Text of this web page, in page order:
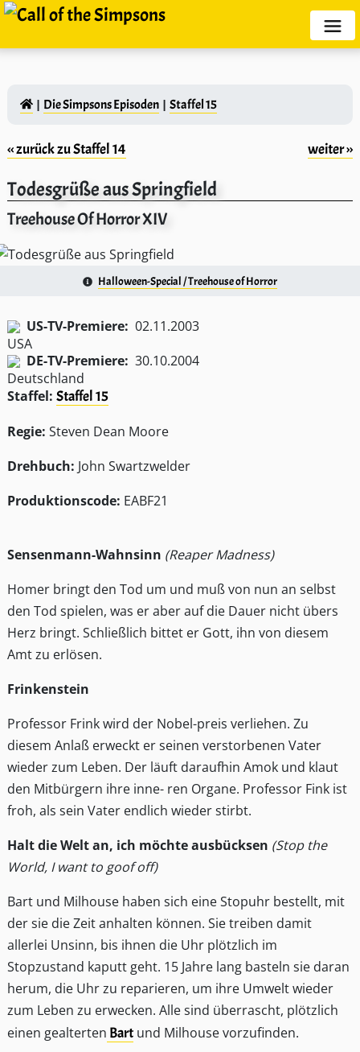
Die Simpsons Episoden Staffel 15
‹‹ zurück zu Staffel 14 weiter ››
Todesgrüße aus Springfield
Treehouse Of Horror XIV
Halloween-Special / Treehouse of Horror
US-TV-Premiere: 02.11.2003
DE-TV-Premiere: 30.10.2004
Staffel: Staffel 15
Regie: Steven Dean Moore
Drehbuch: John Swartzwelder
Produktionscode: EABF21
Sensenmann-Wahnsinn (Reaper Madness)
Homer bringt den Tod um und muß von nun an selbst
den Tod spielen, was er aber auf die Dauer nicht übers
Herz bringt. Schließlich bittet er Gott, ihn von diesem
Amt zu erlösen.
Frinkenstein
Professor Frink wird der Nobel-preis verliehen. Zu
diesem Anlaß erweckt er seinen verstorbenen Vater
wieder zum Leben. Der läuft daraufhin Amok und klaut
den Mitbürgern ihre inne- ren Organe. Professor Fink ist
froh, als sein Vater endlich wieder stirbt.
Halt die Welt an, ich möchte ausbücksen (Stop the
World, I want to goof off)
Bart und Milhouse haben sich eine Stopuhr bestellt, mit
der sie die Zeit anhalten können. Sie treiben damit
allerlei Unsinn, bis ihnen die Uhr plötzlich im
Stopzustand kaputt geht. 15 Jahre lang basteln sie daran
herum, die Uhr zu reparieren, um ihre Umwelt wieder
zum Leben zu erwecken. Alle sind überrascht, plötzlich
einen gealterten Bart und Milhouse vorzufinden.